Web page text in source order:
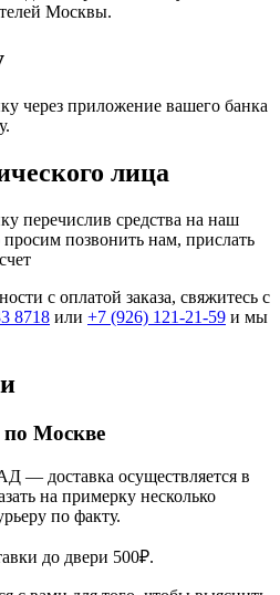
Москвы.
через приложение вашего банка
лица
перечислив средства на наш
просим позвонить нам, прислать
с оплатой заказа, свяжитесь с
8718 или +7 (926) 121-21-59 и мы
по Москве
— доставка осуществляется в
на примерку несколько
по факту.
до двери 500₽.